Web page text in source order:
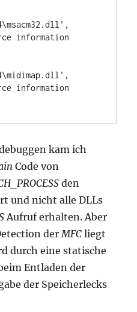
information
information
kam ich
Code von
den
und nicht alle DLLs
Aufruf erhalten. Aber
derMFC liegt
durch eine statische
Entladen der
der Speicherlecks